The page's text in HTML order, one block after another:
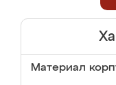
Материал